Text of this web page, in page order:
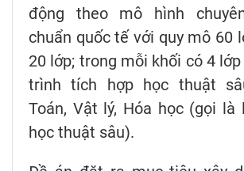
động theo mô hình
chuẩn quốc tế với quy mô 60
20 lớp; trong mỗi khối có 4
trình tích hợp học thuật
Toán, Vật lý, Hóa học (gọi là
học thuật sâu).